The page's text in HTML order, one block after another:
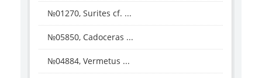
№01270, Surites cf. ...
№05850, Cadoceras ...
№04884, Vermetus ...